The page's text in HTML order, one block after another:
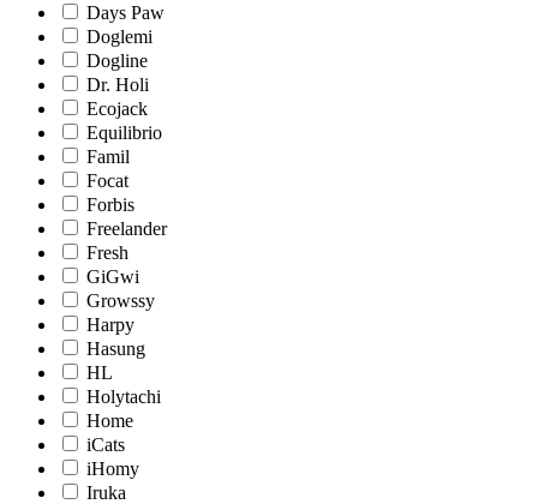
Days Paw
Doglemi
Dogline
Dr. Holi
Ecojack
Equilibrio
Famil
Focat
Forbis
Freelander
Fresh
GiGwi
Growssy
Harpy
Hasung
HL
Holytachi
Home
iCats
iHomy
Iruka